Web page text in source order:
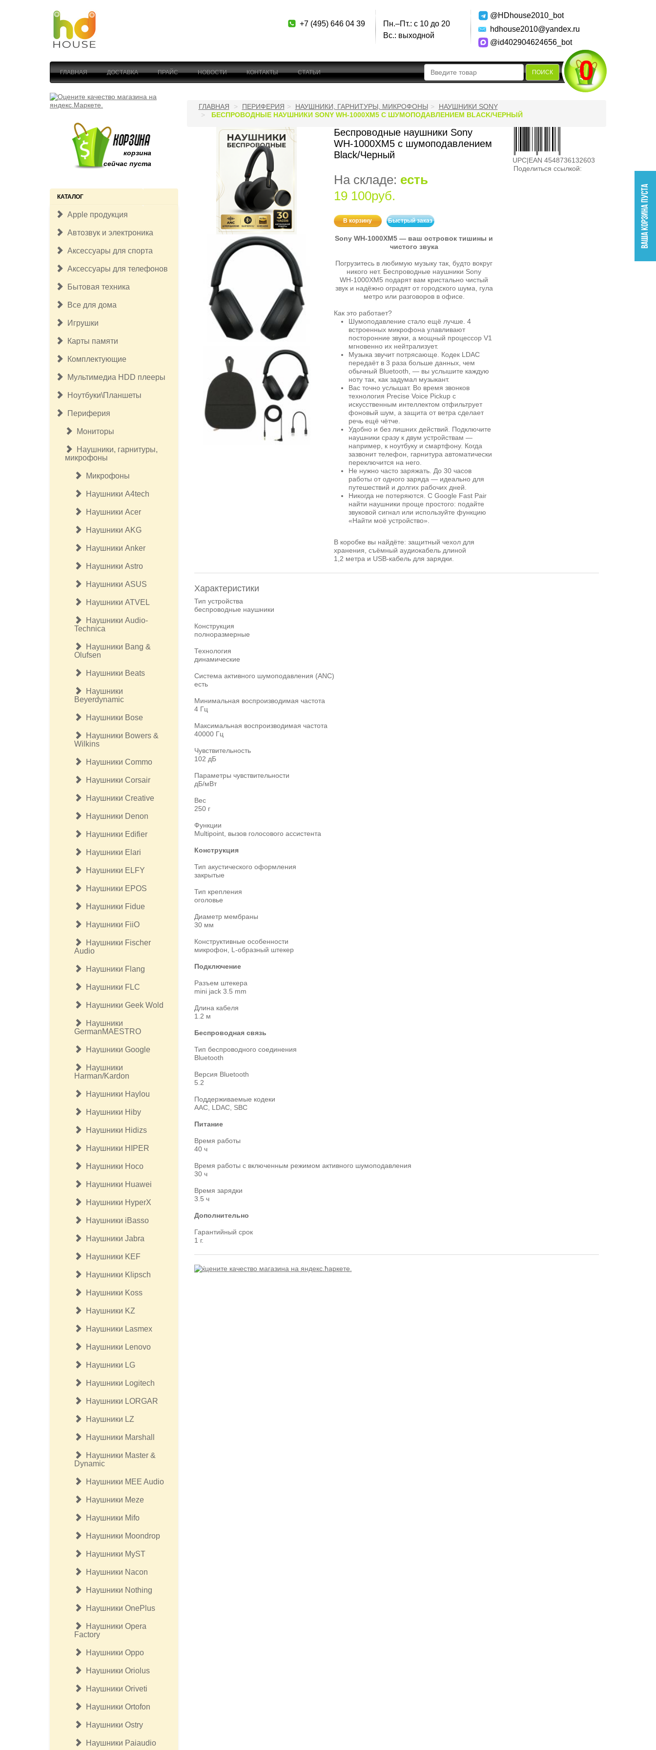
+7 (495) 646 04 39
Пн.–Пт.: с 10 до 20
Вс.: выходной
@HDhouse2010_bot
hdhouse2010@yandex.ru
@id402904624656_bot
ГЛАВНАЯ ДОСТАВКА ПРАЙС НОВОСТИ КОНТАКТЫ СТАТЬИ ПОИСК 0
корзина
сейчас пуста
КАТАЛОГ
Apple продукция
Автозвук и электроника
Аксессуары для спорта
Аксессуары для телефонов
Бытовая техника
Все для дома
Игрушки
Карты памяти
Комплектующие
Мультимедиа HDD плееры
Ноутбуки\Планшеты
Периферия
Мониторы
Наушники, гарнитуры,
микрофоны
Микрофоны
Наушники A4tech
Наушники Acer
Наушники AKG
Наушники Anker
Наушники Astro
Наушники ASUS
Наушники ATVEL
Наушники Audio-
Technica
Наушники Bang &
Olufsen
Наушники Beats
Наушники
Beyerdynamic
Наушники Bose
Наушники Bowers &
Wilkins
Наушники Commo
Наушники Corsair
Наушники Creative
Наушники Denon
Наушники Edifier
Наушники Elari
Наушники ELFY
Наушники EPOS
Наушники Fidue
Наушники FiiO
Наушники Fischer
Audio
Наушники Flang
Наушники FLC
Наушники Geek Wold
Наушники
GermanMAESTRO
Наушники Google
Наушники
Harman/Kardon
Наушники Haylou
Наушники Hiby
Наушники Hidizs
Наушники HIPER
Наушники Hoco
Наушники Huawei
Наушники HyperX
Наушники iBasso
Наушники Jabra
Наушники KEF
Наушники Klipsсh
Наушники Koss
Наушники KZ
Наушники Lasmex
Наушники Lenovo
Наушники LG
Наушники Logitech
Наушники LORGAR
Наушники LZ
Наушники Marshall
Наушники Master &
Dynamic
Наушники MEE Audio
Наушники Meze
Наушники Mifo
Наушники Moondrop
Наушники MyST
Наушники Nacon
Наушники Nothing
Наушники OnePlus
Наушники Opera
Factory
Наушники Oppo
Наушники Oriolus
Наушники Oriveti
Наушники Ortofon
Наушники Ostry
Наушники Paiaudio
ГЛАВНАЯ ПЕРИФЕРИЯ НАУШНИКИ, ГАРНИТУРЫ, МИКРОФОНЫ
НАУШНИКИ SONY
БЕСПРОВОДНЫЕ НАУШНИКИ SONY WH-1000XM5 С ШУМОПОДАВЛЕНИЕМ BLACK/ЧЕРНЫЙ
Беспроводные наушники Sony
WH-1000XM5 с шумоподавлением
Black/Черный
На складе: есть
19 100руб.
В корзину Быстрый заказ
Sony WH‑1000XM5 — ваш островок тишины и
чистого звука
Погрузитесь в любимую музыку так, будто вокруг
никого нет. Беспроводные наушники Sony
WH‑1000XM5 подарят вам кристально чистый
звук и надёжно оградят от городского шума, гула
метро или разговоров в офисе.
Как это работает?
Шумоподавление стало ещё лучше. 4
встроенных микрофона улавливают
посторонние звуки, а мощный процессор V1
мгновенно их нейтрализует.
Музыка звучит потрясающе. Кодек LDAC
передаёт в 3 раза больше данных, чем
обычный Bluetooth, — вы услышите каждую
ноту так, как задумал музыкант.
Вас точно услышат. Во время звонков
технология Precise Voice Pickup с
искусственным интеллектом отфильтрует
фоновый шум, а защита от ветра сделает
речь ещё чётче.
Удобно и без лишних действий. Подключите
наушники сразу к двум устройствам —
например, к ноутбуку и смартфону. Когда
зазвонит телефон, гарнитура автоматически
переключится на него.
Не нужно часто заряжать. До 30 часов
работы от одного заряда — идеально для
путешествий и долгих рабочих дней.
Никогда не потеряются. С Google Fast Pair
найти наушники проще простого: подайте
звуковой сигнал или используйте функцию
«Найти моё устройство».
В коробке вы найдёте: защитный чехол для
хранения, съёмный аудиокабель длиной
1,2 метра и USB‑кабель для зарядки.
UPC|EAN 4548736132603
Поделиться ссылкой:
Характеристики
Тип устройства
беспроводные наушники
Конструкция
полноразмерные
Технология
динамические
Система активного шумоподавления (ANC)
есть
Минимальная воспроизводимая частота
4 Гц
Максимальная воспроизводимая частота
40000 Гц
Чувствительность
102 дБ
Параметры чувствительности
дБ/мВт
Вес
250 г
Функции
Multipoint, вызов голосового ассистента
Конструкция
Тип акустического оформления
закрытые
Тип крепления
оголовье
Диаметр мембраны
30 мм
Конструктивные особенности
микрофон, L-образный штекер
Подключение
Разъем штекера
mini jack 3.5 mm
Длина кабеля
1.2 м
Беспроводная связь
Тип беспроводного соединения
Bluetooth
Версия Bluetooth
5.2
Поддерживаемые кодеки
AAC, LDAC, SBC
Питание
Время работы
40 ч
Время работы с включенным режимом активного шумоподавления
30 ч
Время зарядки
3.5 ч
Дополнительно
Гарантийный срок
1 г.